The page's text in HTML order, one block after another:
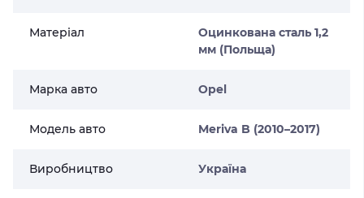
Матеріал
Оцинкована сталь 1,2
мм (Польща)
Марка авто Opel
Модель авто Meriva B (2010–2017)
Виробництво Україна